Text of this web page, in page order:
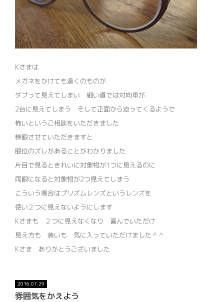
Kさまは
メガネをかけても遠くのものが
ダブって見えてしまい 細い道では対向車が
2台に見えてしまう そして正面から迫ってくるようで
怖いというご相談をいただきました
検眼させていただきますと
眼位のズレがあることがわかりました
片目で見るときれいに対象物が1つに見えるのに
両眼になると対象物が2つ見えてしまう
こういう場合はプリズムレンズというレンズを
使い２つに見えないようにします
Kさまも ２つに見えなくなり 喜んでいただけ
見え方も 装いも 気に入っていただけました＾＾
Kさま ありがとうございました
2016.07.29
雰囲気をかえよう